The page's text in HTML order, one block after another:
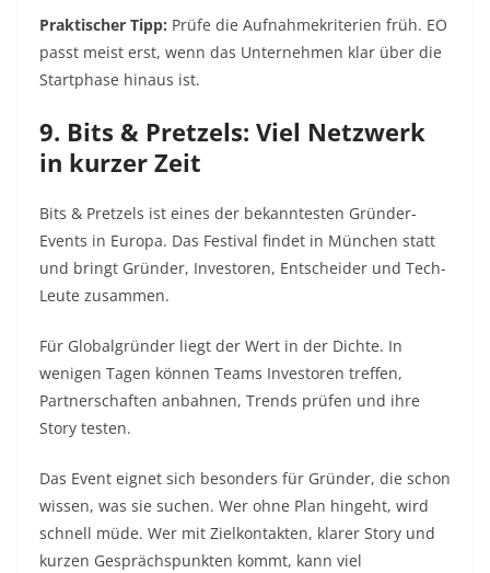
Praktischer Tipp: Prüfe die Aufnahmekriterien früh. EO
passt meist erst, wenn das Unternehmen klar über die
Startphase hinaus ist.
9. Bits & Pretzels: Viel Netzwerk
in kurzer Zeit
Bits & Pretzels ist eines der bekanntesten Gründer-
Events in Europa. Das Festival findet in München statt
und bringt Gründer, Investoren, Entscheider und Tech-
Leute zusammen.
Für Globalgründer liegt der Wert in der Dichte. In
wenigen Tagen können Teams Investoren treffen,
Partnerschaften anbahnen, Trends prüfen und ihre
Story testen.
Das Event eignet sich besonders für Gründer, die schon
wissen, was sie suchen. Wer ohne Plan hingeht, wird
schnell müde. Wer mit Zielkontakten, klarer Story und
kurzen Gesprächspunkten kommt, kann viel